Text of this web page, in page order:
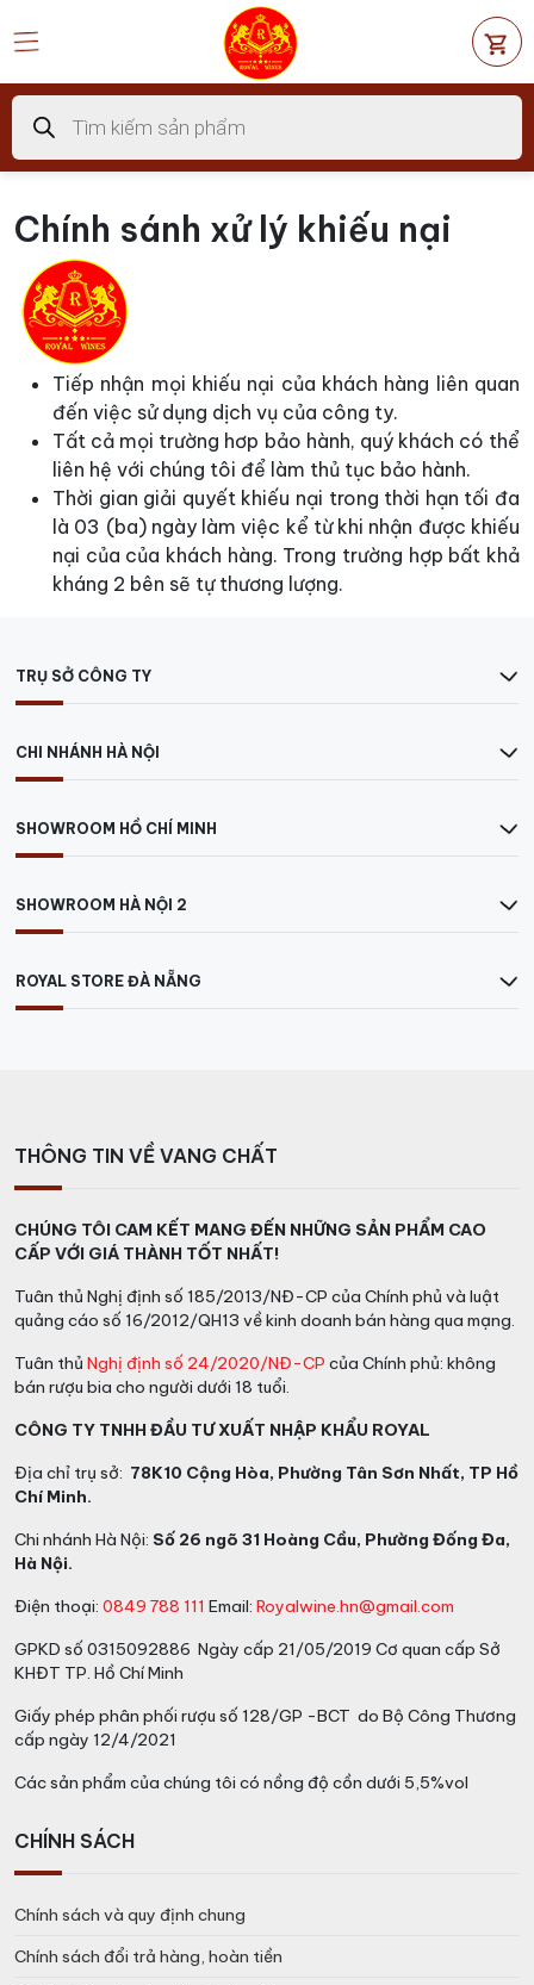
đến
dung
Tìm
kiếm
sản
phẩm
Chính sánh xử lý khiếu nại
Tiếp nhận mọi khiếu nại của khách hàng liên quan
đến việc sử dụng dịch vụ của công ty.
Tất cả mọi trường hơp bảo hành, quý khách có thể
liên hệ với chúng tôi để làm thủ tục bảo hành.
Thời gian giải quyết khiếu nại trong thời hạn tối đa
là 03 (ba) ngày làm việc kể từ khi nhận được khiếu
nại của của khách hàng. Trong trường hợp bất khả
kháng 2 bên sẽ tự thương lượng.
TRỤ SỞ CÔNG TY
CHI NHÁNH HÀ NỘI
SHOWROOM HỒ CHÍ MINH
SHOWROOM HÀ NỘI 2
ROYAL STORE ĐÀ NẴNG
THÔNG TIN VỀ VANG CHẤT
CHÚNG TÔI CAM KẾT MANG ĐẾN NHỮNG SẢN PHẨM CAO
CẤP VỚI GIÁ THÀNH TỐT NHẤT!
Tuân thủ Nghị định số 185/2013/NĐ-CP của Chính phủ và luật
quảng cáo số 16/2012/QH13 về kinh doanh bán hàng qua mạng.
Tuân thủ Nghị định số 24/2020/NĐ-CP của Chính phủ: không
bán rượu bia cho người dưới 18 tuổi.
CÔNG TY TNHH ĐẦU TƯ XUẤT NHẬP KHẨU ROYAL
Địa chỉ trụ sở: 78K10 Cộng Hòa, Phường Tân Sơn Nhất, TP Hồ
Chí Minh.
Chi nhánh Hà Nội: Số 26 ngõ 31 Hoàng Cầu, Phường Đống Đa,
Hà Nội.
Điện thoại: 0849 788 111 Email: Royalwine.hn@gmail.com
GPKD số 0315092886 Ngày cấp 21/05/2019 Cơ quan cấp Sở
KHĐT TP. Hồ Chí Minh
Giấy phép phân phối rượu số 128/GP -BCT do Bộ Công Thương
cấp ngày 12/4/2021
Các sản phẩm của chúng tôi có nồng độ cồn dưới 5,5%vol
CHÍNH SÁCH
Chính sách và quy định chung
Chính sách đổi trả hàng, hoàn tiền